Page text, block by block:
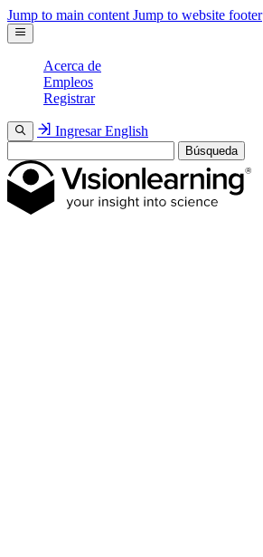
Jump to main content Jump to website footer
Acerca de
Empleos
Registrar
Ingresar English
Búsqueda